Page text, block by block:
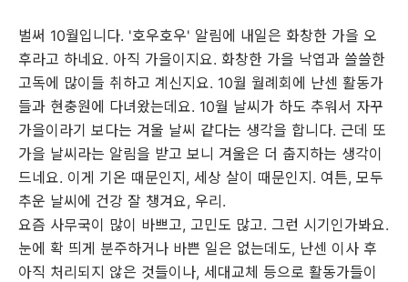
벌써 10월입니다. '호우호우' 알림에 내일은 화창한 가을 오
후라고 하네요. 아직 가을이지요. 화창한 가을 낙엽과 쓸쓸한
고독에 많이들 취하고 계신지요. 10월 월례회에 난센 활동가
들과 현충원에 다녀왔는데요. 10월 날씨가 하도 추워서 자꾸
가을이라기 보다는 겨울 날씨 같다는 생각을 합니다. 근데 또
가을 날씨라는 알림을 받고 보니 겨울은 더 춥지하는 생각이
드네요. 이게 기온 때문인지, 세상 살이 때문인지. 여튼, 모두
추운 날씨에 건강 잘 챙겨요, 우리.
요즘 사무국이 많이 바쁘고, 고민도 많고. 그런 시기인가봐요.
눈에 확 띄게 분주하거나 바쁜 일은 없는데도, 난센 이사 후
아직 처리되지 않은 것들이나, 세대교체 등으로 활동가들이